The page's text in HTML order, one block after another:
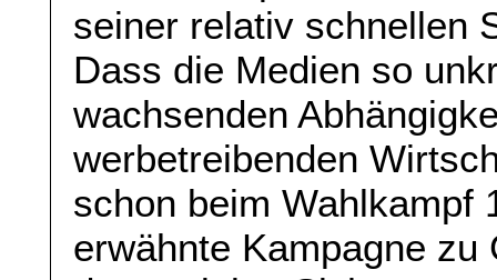
seiner relativ schnellen
Dass die Medien so
wachsenden
werbetreibenden
schon beim Wahlkampf
erwähnte Kampagne